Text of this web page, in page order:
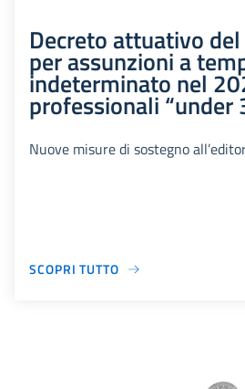
Decreto attuativo
per assunzioni a
indeterminato nel
professionali “under
Nuove misure di sostegno
SCOPRI TUTTO